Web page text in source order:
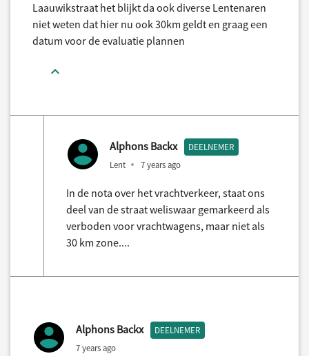
Laauwikstraat het blijkt da ook diverse Lentenaren
niet weten dat hier nu ook 30km geldt en graag een
datum voor de evaluatie plannen
Alphons Backx DEELNEMER
Lent 7 years ago
In de nota over het vrachtverkeer, staat ons
deel van de straat weliswaar gemarkeerd als
verboden voor vrachtwagens, maar niet als
30 km zone....
Alphons Backx DEELNEMER
7 years ago